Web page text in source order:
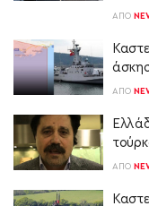
ΑΠΌ
ΑΠΌ
ΑΠΌ